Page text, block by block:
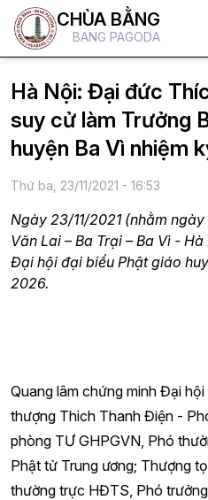
CHÙA BẰNG
BANG PAGODA
Hà Nội: Đại đức
suy cử làm Trưởng
huyện Ba Vì nhiệm
Thứ ba, 23/11/2021 - 16:53
Ngày 23/11/2021 (nhằm
Văn Lai – Ba Trại – Ba Vì -
Đại hội đại biểu Phật giáo
2026.
Quang lâm chứng minh Đại
thượng Thich Thanh Điện -
phòng TƯ GHPGVN, Phó
Phật tử Trung ương; Thượng
thường trực HĐTS, Phó